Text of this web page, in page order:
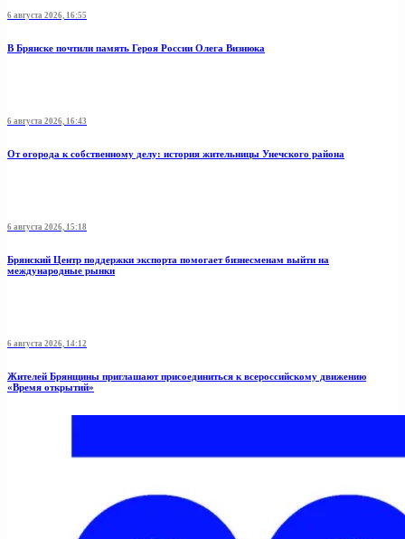
6 августа 2026, 16:55
В Брянске почтили память Героя России Олега Визнюка
6 августа 2026, 16:43
От огорода к собственному делу: история жительницы Унечского района
6 августа 2026, 15:18
Брянский Центр поддержки экспорта помогает бизнесменам выйти на
международные рынки
6 августа 2026, 14:12
Жителей Брянщины приглашают присоединиться к всероссийскому движению
«Время открытий»